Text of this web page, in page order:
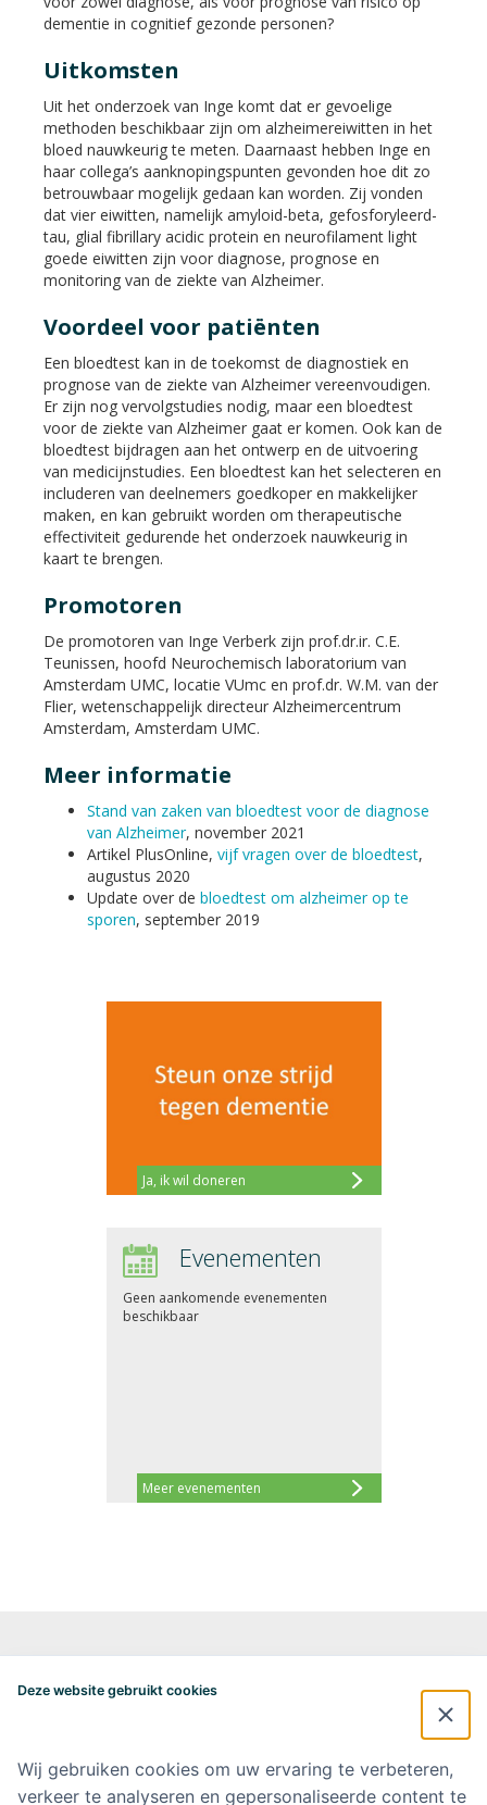
dementie in cognitief gezonde personen?
Uitkomsten
Uit het onderzoek van Inge komt dat er gevoelige
methoden beschikbaar zijn om alzheimereiwitten in het
bloed nauwkeurig te meten. Daarnaast hebben Inge en
haar collega’s aanknopingspunten gevonden hoe dit zo
betrouwbaar mogelijk gedaan kan worden. Zij vonden
dat vier eiwitten, namelijk amyloid-beta, gefosforyleerd-
tau, glial fibrillary acidic protein en neurofilament light
goede eiwitten zijn voor diagnose, prognose en
monitoring van de ziekte van Alzheimer.
Voordeel voor patiënten
Een bloedtest kan in de toekomst de diagnostiek en
prognose van de ziekte van Alzheimer vereenvoudigen.
Er zijn nog vervolgstudies nodig, maar een bloedtest
voor de ziekte van Alzheimer gaat er komen. Ook kan de
bloedtest bijdragen aan het ontwerp en de uitvoering
van medicijnstudies. Een bloedtest kan het selecteren en
includeren van deelnemers goedkoper en makkelijker
maken, en kan gebruikt worden om therapeutische
effectiviteit gedurende het onderzoek nauwkeurig in
kaart te brengen.
Promotoren
De promotoren van Inge Verberk zijn prof.dr.ir. C.E.
Teunissen, hoofd Neurochemisch laboratorium van
Amsterdam UMC, locatie VUmc en prof.dr. W.M. van der
Flier, wetenschappelijk directeur Alzheimercentrum
Amsterdam, Amsterdam UMC.
Meer informatie
Stand van zaken van bloedtest voor de diagnose
van Alzheimer, november 2021
Artikel PlusOnline, vijf vragen over de bloedtest,
augustus 2020
Update over de bloedtest om alzheimer op te
sporen, september 2019
Ja, ik wil doneren
Evenementen
Meer evenementen
Geen aankomende evenementen
beschikbaar
Postbus 7057
alzheimercentrum@amsterdamumc.nl
Doneer via: NL 42 INGB 0006 9052 76 Ten name van: Stichting Steun
Deze website gebruikt cookies
Wij gebruiken cookies om uw ervaring te verbeteren,
verkeer te analyseren en gepersonaliseerde content te